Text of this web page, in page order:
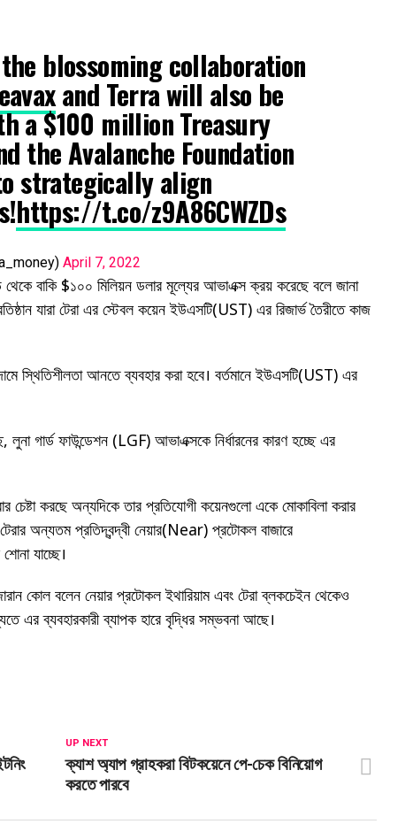
blossoming collaboration
and Terra will also be
a $100 million Treasury
the Avalanche Foundation
strategically align
https://t.co/z9A86CWZDs
April 7, 2022
বাকি $১০০ মিলিয়ন ডলার মূল্যের আভাএক্স ক্রয় করেছে বলে জানা
যারা টেরা এর স্টেবল কয়েন ইউএসটি(UST) এর রিজার্ভ তৈরীতে কাজ
স্থিতিশীলতা আনতে ব্যবহার করা হবে। বর্তমানে ইউএসটি(UST) এর
লুনা গার্ড ফাউন্ডেশন (LGF) আভাএক্সকে নির্ধারনের কারণ হচ্ছে এর
চেষ্টা করছে অন্যদিকে তার প্রতিযোগী কয়েনগুলো একে মোকাবিলা করার
অন্যতম প্রতিদ্বন্দ্বী নেয়ার(Near) প্রটোকল বাজারে
যাচ্ছে।
কোল বলেন নেয়ার প্রটোকল ইথারিয়াম এবং টেরা ব্লকচেইন থেকেও
এর ব্যবহারকারী ব্যাপক হারে বৃদ্ধির সম্ভবনা আছে।
UP NEXT
ক্যাশ অ্যাপ গ্রাহকরা বিটকয়েনে পে-চেক বিনিয়োগ
করতে পারবে